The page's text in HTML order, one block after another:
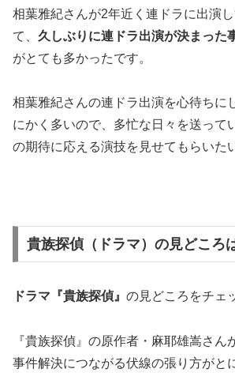
相葉雅紀さんが2年近く連ドラに出演
て、 久しぶりに連ドラ出演が決まった
がとても多かったです。
相葉雅紀さんの連ドラ出演を心待ちに
にかく多いので、多忙な日々を送って
の期待に応える演技を見せてもらいた
貴族探偵（ドラマ）の見どころ
ドラマ『貴族探偵』 の見どころをチェ
『貴族探偵』の原作者・麻耶雄嵩さん
事件解決につながる伏線の張り方がと